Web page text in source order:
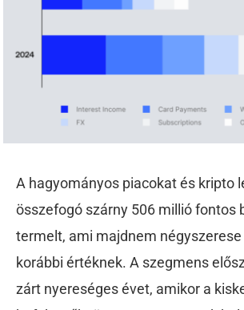
A hagyományos piacokat és kripto
összefogó szárny 506 millió fontos
termelt, ami majdnem négyszerese
korábbi értéknek. A szegmens
zárt nyereséges évet, amikor a